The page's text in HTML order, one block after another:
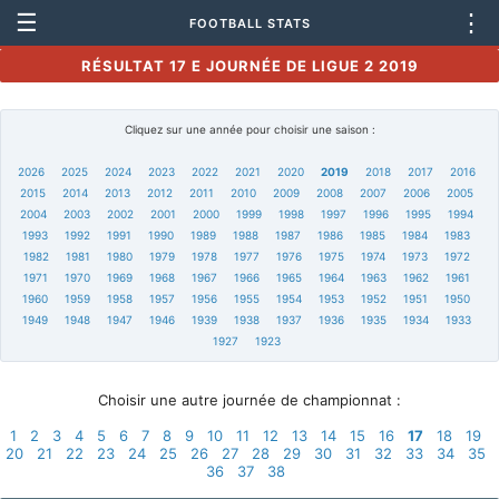
☰ FOOTBALL STATS ⋮
RÉSULTAT 17 E JOURNÉE DE LIGUE 2 2019
Cliquez sur une année pour choisir une saison :
2026 2025 2024 2023 2022 2021 2020 2019 2018 2017
2016
2015
2014 2013 2012 2011 2010 2009 2008 2007 2006
2005
2004
2003 2002 2001 2000 1999 1998 1997 1996 1995
1994
1993
1992 1991 1990 1989 1988 1987 1986 1985 1984
1983
1982
1981 1980 1979 1978 1977 1976 1975 1974 1973
1972
1971
1970 1969 1968 1967 1966 1965 1964 1963 1962
1961
1960
1959 1958 1957 1956 1955 1954 1953 1952 1951
1950
1949
1948 1947 1946 1939 1938 1937 1936 1935 1934
1933
1927
1923
Choisir une autre journée de championnat :
1
2 3 4 5 6 7 8 9 10 11 12 13 14 15 16 17 18
19
20
21 22 23 24 25 26 27 28 29 30 31 32 33 34
35
36
37 38